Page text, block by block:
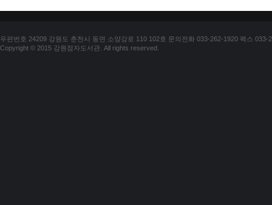
우편번호 24209 강원도 춘천시 동면 소양강로 110 102호 문의전화 033-262-1920 팩스 033-
Copyright © 2015 강원점자도서관. All rights reserved.